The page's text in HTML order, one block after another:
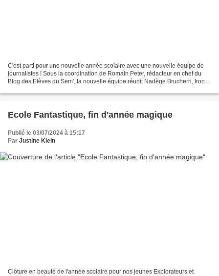
C'est parti pour une nouvelle année scolaire avec une nouvelle équipe de
journalistes ! Sous la coordination de Romain Peter, rédacteur en chef du
Blog des Elèves du Sem', la nouvelle équipe réunit Nadège Brucherri, Irone
Ecole Fantastique, fin d'année magique
Publié le 03/07/2024 à 15:17
Par Justine Klein
Clôture en beauté de l'année scolaire pour nos jeunes Explorateurs et